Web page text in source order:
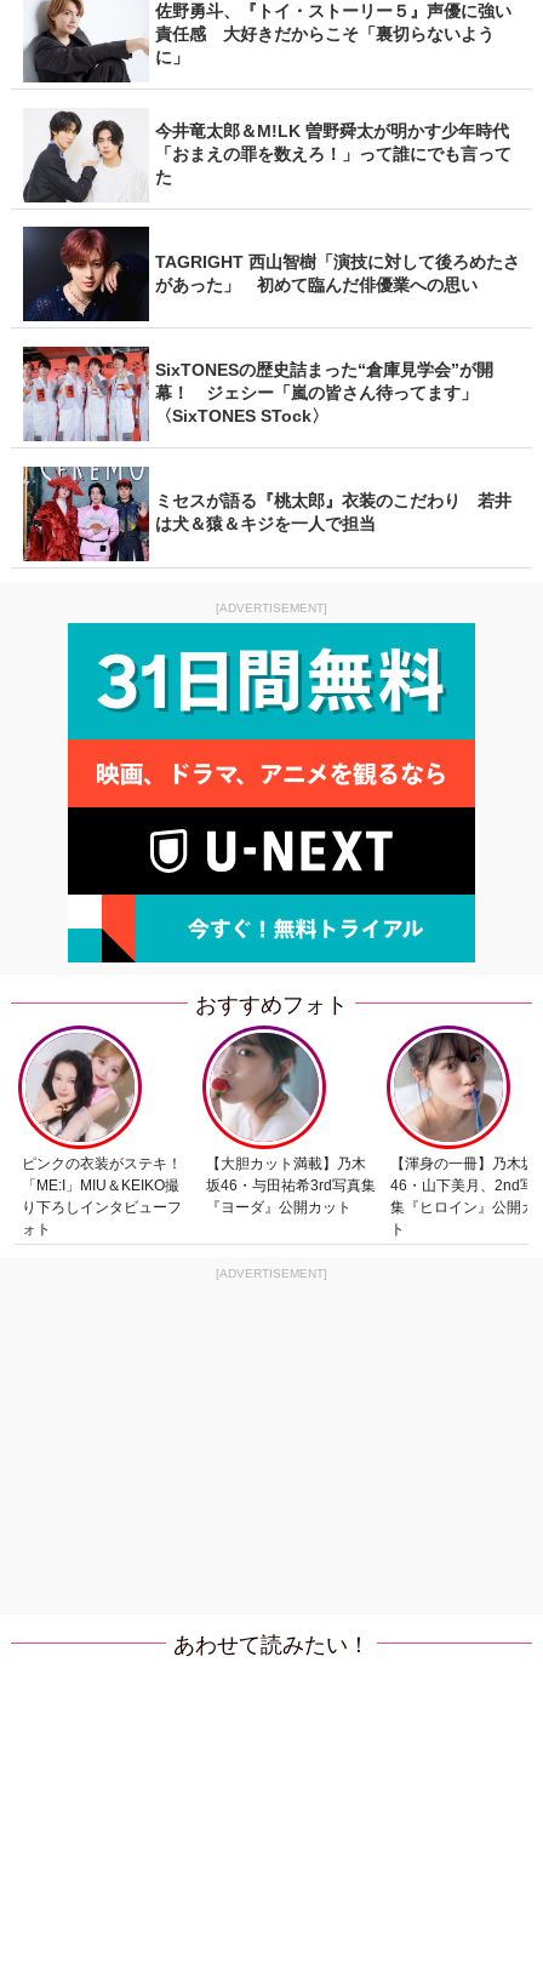
佐野勇斗、『トイ・ストーリー５』声優に強い
責任感 大好きだからこそ「裏切らないよう
に」
今井竜太郎＆M!LK 曽野舜太が明かす少年時代
「おまえの罪を数えろ！」って誰にでも言って
た
TAGRIGHT 西山智樹「演技に対して後ろめたさ
があった」 初めて臨んだ俳優業への思い
SixTONESの歴史詰まった“倉庫見学会”が開
幕！ ジェシー「嵐の皆さん待ってます」
〈SixTONES STock〉
ミセスが語る『桃太郎』衣装のこだわり 若井
は犬＆猿＆キジを一人で担当
[ADVERTISEMENT]
おすすめフォト
ピンクの衣装がステキ！
「ME:I」MIU＆KEIKO撮
り下ろしインタビューフ
ォト
【大胆カット満載】乃木
坂46・与田祐希3rd写真集
『ヨーダ』公開カット
【渾身の一冊】乃木坂
46・山下美月、2nd写
集『ヒロイン』公開カ
ト
[ADVERTISEMENT]
あわせて読みたい！